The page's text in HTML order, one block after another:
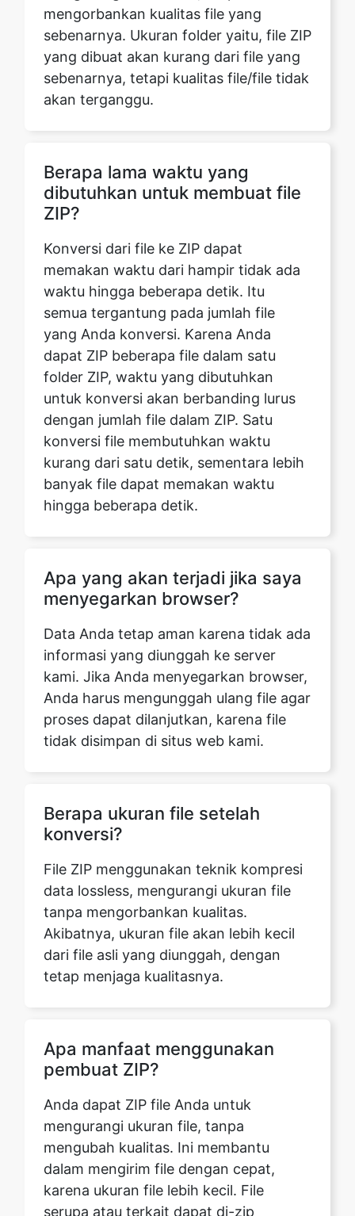
sebenarnya, tetapi kualitas file/file tidak
akan terganggu.
Berapa lama waktu yang
Konversi dari file ke ZIP dapat
memakan waktu dari hampir tidak ada
waktu hingga beberapa detik. Itu
semua tergantung pada jumlah file
yang Anda konversi. Karena Anda
dapat ZIP beberapa file dalam satu
folder ZIP, waktu yang dibutuhkan
untuk konversi akan berbanding lurus
dengan jumlah file dalam ZIP. Satu
konversi file membutuhkan waktu
kurang dari satu detik, sementara lebih
banyak file dapat memakan waktu
hingga beberapa detik.
Apa yang akan terjadi jika saya
informasi yang diunggah ke server
kami. Jika Anda menyegarkan browser,
Anda harus mengunggah ulang file agar
proses dapat dilanjutkan, karena file
tidak disimpan di situs web kami.
Berapa ukuran file setelah
data lossless, mengurangi ukuran file
tanpa mengorbankan kualitas.
Akibatnya, ukuran file akan lebih kecil
dari file asli yang diunggah, dengan
tetap menjaga kualitasnya.
Apa manfaat menggunakan
mengurangi ukuran file, tanpa
mengubah kualitas. Ini membantu
dalam mengirim file dengan cepat,
karena ukuran file lebih kecil. File
serupa atau terkait dapat di-zip
bersama dan lebih mudah dinavigasi.